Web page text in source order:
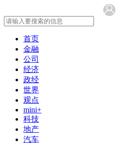
首页
金融
公司
经济
政经
世界
观点
mini+
科技
地产
汽车